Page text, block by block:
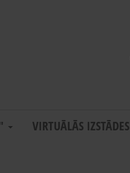
VIRTUĀLĀS IZSTĀDES